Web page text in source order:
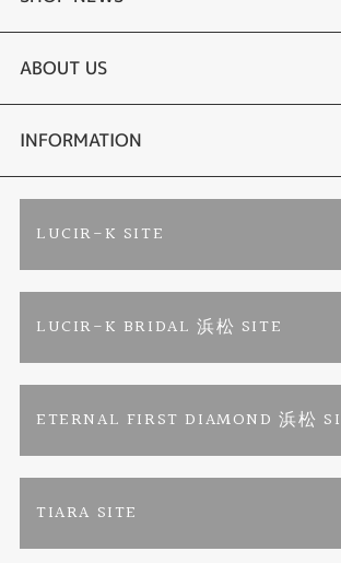
ラボグロウンダイヤモンド婚約指輪
手作り結婚指輪
手作りペアリング
カラー発色ジュエリー
パーマネントジュエリー
商品一覧
ブランドリスト
リフォーム
ABOUT US
店舗情報・会社概要
お問い合わせ
INFORMATION
LUCIR-K SITE
LUCIR-K BRIDAL 浜松 SITE
ETERNAL FIRST DIAMOND 浜松
TIARA SITE